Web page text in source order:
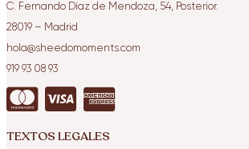
C. Fernando Díaz de Mendoza, 54, Posterior.
28019 – Madrid
hola@sheedomoments.com
919 93 08 93
TEXTOS LEGALES